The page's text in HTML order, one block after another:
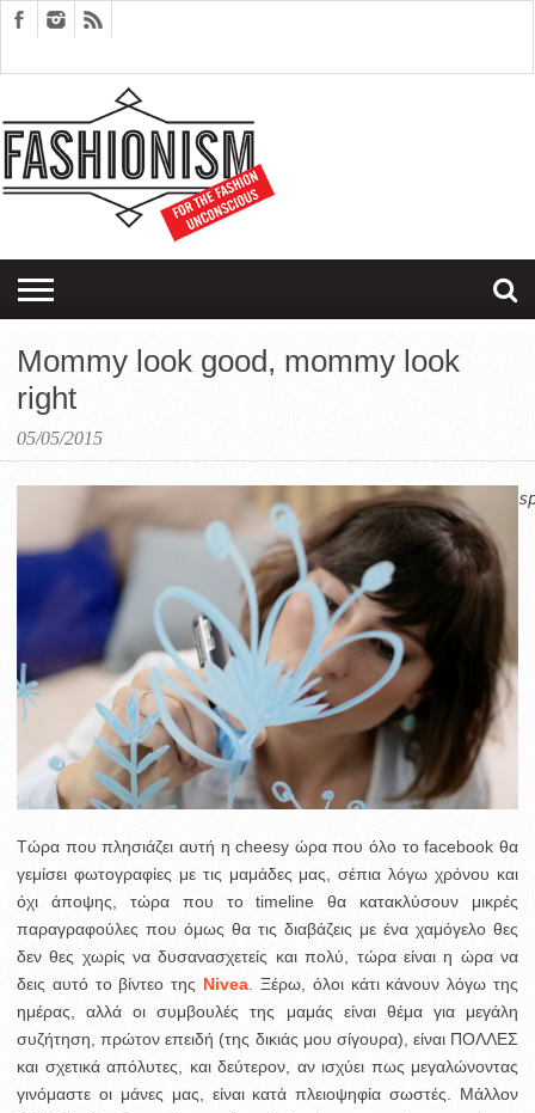
EDITORIALS
COUPLES
THERAPY
SARTORIAGRAM
Mommy look good, mommy look
right
05/05/2015
Τώρα που πλησιάζει αυτή η cheesy ώρα που όλο το facebook θα
γεμίσει φωτογραφίες με τις μαμάδες μας, σέπια λόγω χρόνου και
όχι άποψης, τώρα που τo timeline θα κατακλύσουν μικρές
παραγραφούλες που όμως θα τις διαβάζεις με ένα χαμόγελο θες
δεν θες χωρίς να δυσανασχετείς και πολύ, τώρα είναι η ώρα να
δεις αυτό το βίντεο της Nivea . Ξέρω, όλοι κάτι κάνουν λόγω της
ημέρας, αλλά οι συμβουλές της μαμάς είναι θέμα για μεγάλη
συζήτηση, πρώτον επειδή (της δικιάς μου σίγουρα), είναι ΠΟΛΛΕΣ
και σχετικά απόλυτες, και δεύτερον, αν ισχύει πως μεγαλώνοντας
γινόμαστε οι μάνες μας, είναι κατά πλειοψηφία σωστές. Μάλλον